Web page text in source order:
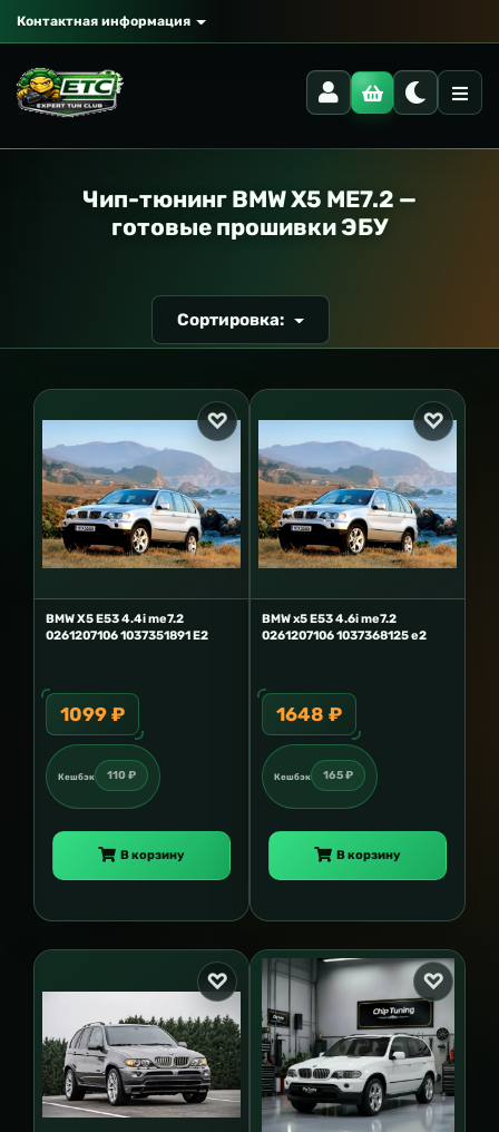
Контактная информация
Чип-тюнинг BMW X5 ME7.2 —
готовые прошивки ЭБУ
Сортировка:
BMW X5 E53 4.4i me7.2
0261207106 1037351891 E2
1099 ₽
Кешбэк 110 ₽
В корзину
BMW x5 E53 4.6i me7.2
0261207106 1037368125 e2
1648 ₽
Кешбэк 165 ₽
В корзину